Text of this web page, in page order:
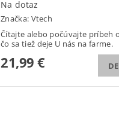
Na dotaz
Značka: Vtech
Čítajte alebo počúvajte príbeh
čo sa tiež deje U nás na farme.
21,99 €